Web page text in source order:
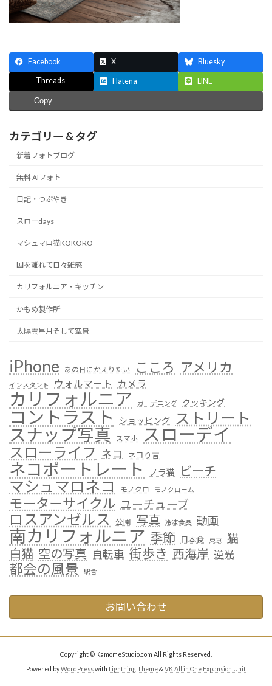
Facebook X Bluesky
Threads Hatena LINE
Copy
カテゴリー & タグ
新着フォトブログ
無料 AIフォト
日記・つぶやき
スローdays
マシュマロ猫KOKORO
国を離れて日々雑感
カリフォルニア・キッチン
かもめ製作所
太陽雲星月そして空景
iPhone あの日にかえりたい こころ アメリカ
インスタント ウォルマート カメラ
カリフォルニア ガーデニング クッキング
コントラスト ショッピング ストリート
スナップ写真 スマホ スローデイ
スローライフ ネコ ネコり言
ネコポートレート ノラ猫 ビーチ
マシュマロネコ モノクロ モノクローム
モーターサイクル ユーチューブ
ロスアンゼルス 公園 写真 冷凍食品 動画
南カリフォルニア 季節 日本食 東京 猫
白猫 空の写真 自転車 街歩き 西海岸 逆光
都会の風景 駅舎
お問い合わせ
Copyright © KamomeStudio.com All Rights Reserved.
Powered byWordPresswith Lightning Theme& VK All in One Expansion Unit